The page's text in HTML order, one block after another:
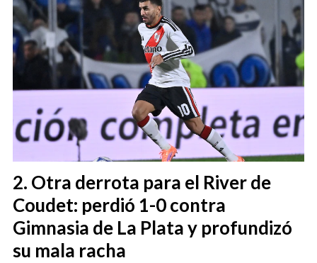
Otra derrota para el River de
Coudet: perdió 1-0 contra
Gimnasia de La Plata y profundizó
su mala racha